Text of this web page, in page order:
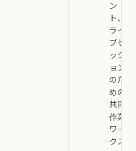
ン
ト、
ライ
ブセ
ッシ
ョン
のた
めの
共同
作業
ワー
クス